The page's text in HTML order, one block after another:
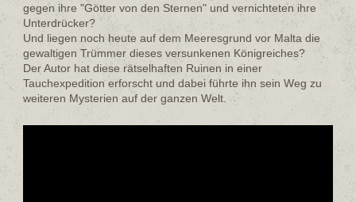
gegen ihre "Götter von den Sternen" und vernichteten ihre
Unterdrücker?
Und liegen noch heute auf dem Meeresgrund vor Malta die
gewaltigen Trümmer dieses versunkenen Königreiches?
Der Autor hat diese rätselhaften Ruinen in einer
Tauchexpedition erforscht und dabei führte ihn sein Weg zu
weiteren Mysterien auf der ganzen Welt.